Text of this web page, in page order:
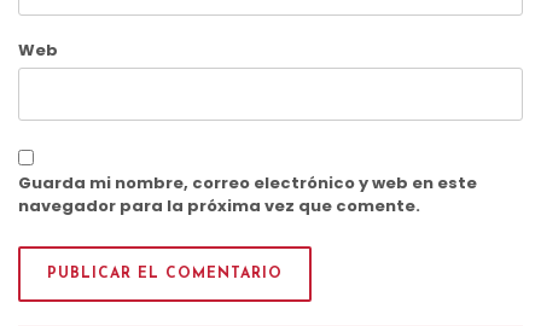
Web
Guarda mi nombre, correo electrónico y web en este
navegador para la próxima vez que comente.